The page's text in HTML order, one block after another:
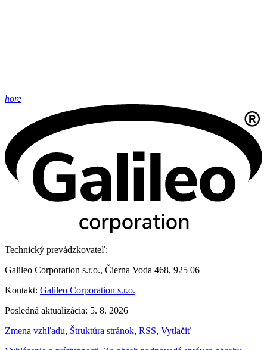
hore
Technický prevádzkovateľ:
Galileo Corporation s.r.o., Čierna Voda 468, 925 06
Kontakt: Galileo Corporation s.r.o.
Posledná aktualizácia: 5. 8. 2026
Zmena vzhľadu, Štruktúra stránok, RSS, Vytlačiť